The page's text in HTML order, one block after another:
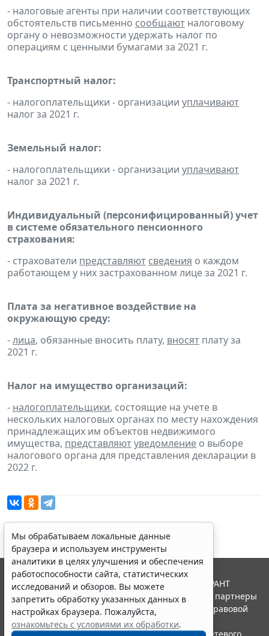
- налоговые агенты при наличии соответствующих
обстоятельств письменно сообщают налоговому
органу о невозможности удержать налог по
операциям с ценными бумагами за 2021 г.
Транспортный налог:
- налогоплательщики - организации уплачивают
налог за 2021 г.
Земельный налог:
- налогоплательщики - организации уплачивают
налог за 2021 г.
Индивидуальный (персонифицированный) учет
в системе обязательного пенсионного
страхования:
- страхователи представляют сведения о каждом
работающем у них застрахованном лице за 2021 г.
Плата за негативное воздействие на
окружающую среду:
-лица, обязанные вносить плату, вносят плату за
2021 г.
Налог на имущество организаций:
- налогоплательщики, состоящие на учете в
нескольких налоговых органах по месту нахождения
принадлежащих им объектов недвижимого
имущества, представляютуведомление о выборе
налогового органа для представления декларации в
2022 г.
Мы обрабатываем локальные данные
браузера и используем инструменты
аналитики в целях улучшения и обеспечения
работоспособности сайта, статистических
исследований и обзоров. Вы можете
запретить обработку указанных данных в
настройках браузера. Пожалуйста,
ознакомьтесь с условиями их обработки.
© ООО "НПП "ГАРАНТ-СЕРВИС", 2026. Система ГАРАНТ
выпускается с 1990 года. Компания "Гарант" и ее партнеры
являются участниками Российской ассоциации правовой
информации ГАРАНТ.